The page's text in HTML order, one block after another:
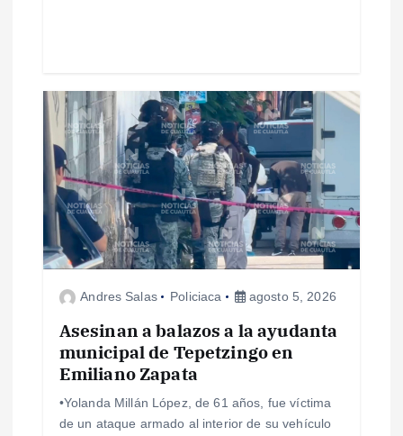
d
a
s
Andres Salas Policiaca agosto 5, 2026
Asesinan a balazos a la ayudanta
municipal de Tepetzingo en
Emiliano Zapata
•Yolanda Millán López, de 61 años, fue víctima
de un ataque armado al interior de su vehículo